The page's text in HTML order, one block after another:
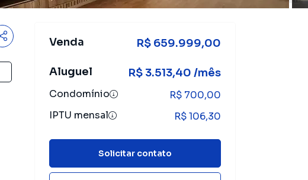
Venda R$ 659.999,00
Aluguel R$ 3.513,40 /mês
Condomínio
R$ 700,00
IPTU mensal
R$ 106,30
Solicitar contato